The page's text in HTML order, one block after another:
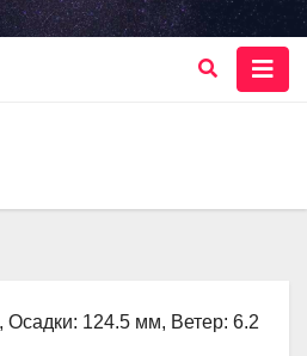
Осадки: 124.5 мм, Ветер: 6.2